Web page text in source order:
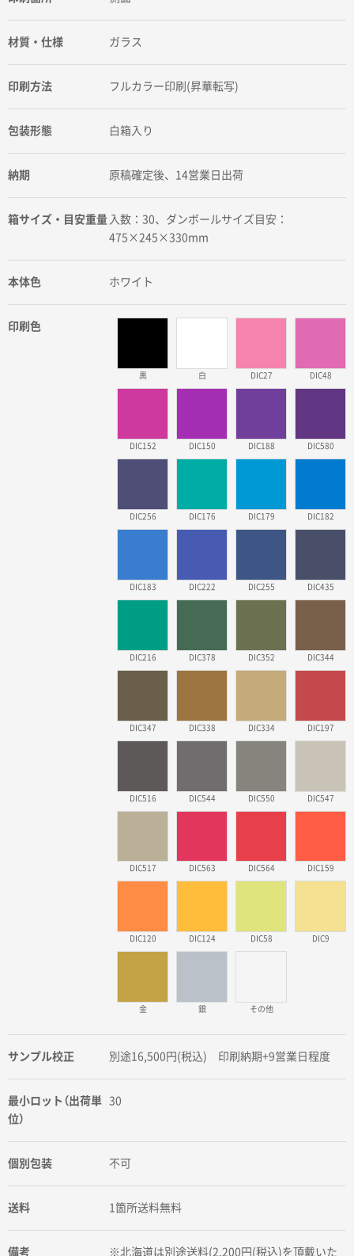
材質・仕様 ガラス
印刷方法 フルカラー印刷(昇華転写)
包装形態 白箱入り
納期 原稿確定後、14営業日出荷
箱サイズ・目安重量 入数：30、ダンボールサイズ目安：
475×245×330mm
本体色 ホワイト
印刷色
黒 白 DIC27 DIC48
DIC152 DIC150 DIC188 DIC580
DIC256 DIC176 DIC179 DIC182
DIC183 DIC222 DIC255 DIC435
DIC216 DIC378 DIC352 DIC344
DIC347 DIC338 DIC334 DIC197
DIC516 DIC544 DIC550 DIC547
DIC517 DIC563 DIC564 DIC159
DIC120 DIC124 DIC58 DIC9
金 銀 その他
サンプル校正 別途16,500円(税込) 印刷納期+9営業日程度
最小ロット（出荷単
位）
30
個別包装 不可
送料 1箇所送料無料
備考
※北海道は別途送料(2,200円(税込)を頂戴いた